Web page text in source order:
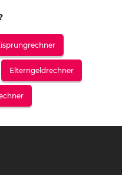
Elterngeldrechner